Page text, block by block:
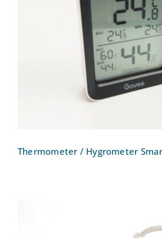
Thermometer /
Thermometer / Hygrometer